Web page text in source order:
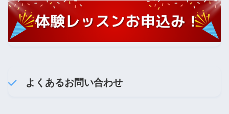
よくあるお問い合わせ